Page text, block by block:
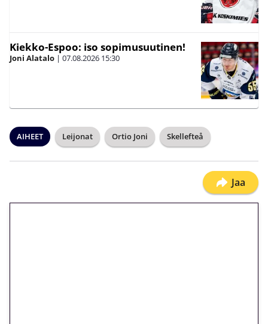
Kiekko-Espoo: iso sopimusuutinen!
Joni Alatalo | 07.08.2026 15:30
AIHEET Leijonat Ortio Joni Skellefteå
Jaa